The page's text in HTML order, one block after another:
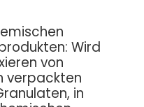
Wird
von
verpackten
in